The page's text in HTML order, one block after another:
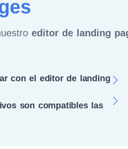
editor de landing
con el editor de landing
son compatibles las